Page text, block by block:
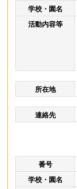
学校・園名
活動内容等
所在地
連絡先
番号
学校・園名